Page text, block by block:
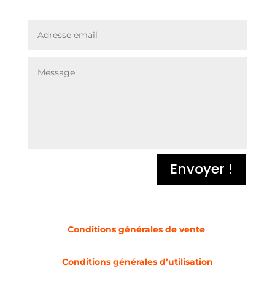
Envoyer !
Conditions générales de vente
Conditions générales d’utilisation